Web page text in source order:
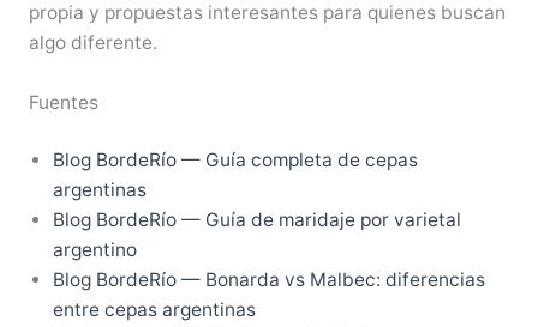
propia y propuestas interesantes para quienes buscan
algo diferente.
Fuentes
Blog BordeRío — Guía completa de cepas
argentinas
Blog BordeRío — Guía de maridaje por varietal
argentino
Blog BordeRío — Bonarda vs Malbec: diferencias
entre cepas argentinas